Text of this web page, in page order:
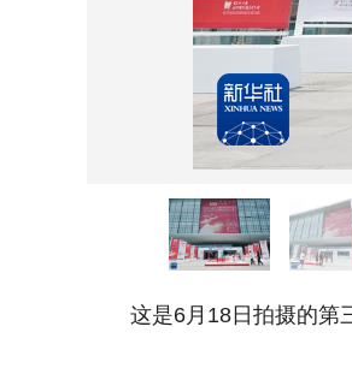
这是6月18日拍摄的第三